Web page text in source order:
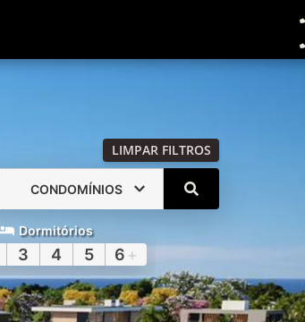
LIMPAR FILTROS
CONDOMÍNIOS
Dormitórios
3 4 5 6 +